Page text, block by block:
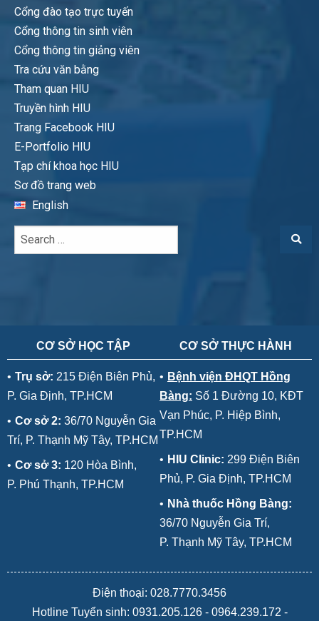
Cổng đào tạo trực tuyến
Cổng thông tin sinh viên
Cổng thông tin giảng viên
Tra cứu văn bằng
Tham quan HIU
Truyền hình HIU
Trang Facebook HIU
E-Portfolio HIU
Tạp chí khoa học HIU
Sơ đồ trang web
English
CƠ SỞ HỌC TẬP
• Trụ sở: 215 Điện Biên Phủ,
P. Gia Định, TP.HCM
• Cơ sở 2: 36/70 Nguyễn Gia
Trí, P. Thạnh Mỹ Tây, TP.HCM
• Cơ sở 3: 120 Hòa Bình,
P. Phú Thạnh, TP.HCM
CƠ SỞ THỰC HÀNH
• Bệnh viện ĐHQT Hồng
Bàng: Số 1 Đường 10, KĐT
Vạn Phúc, P. Hiệp Bình,
TP.HCM
• HIU Clinic: 299 Điện Biên
Phủ, P. Gia Định, TP.HCM
• Nhà thuốc Hồng Bàng:
36/70 Nguyễn Gia Trí,
P. Thạnh Mỹ Tây, TP.HCM
Điện thoại: 028.7770.3456
Hotline Tuyển sinh: 0931.205.126- 0964.239.172 -